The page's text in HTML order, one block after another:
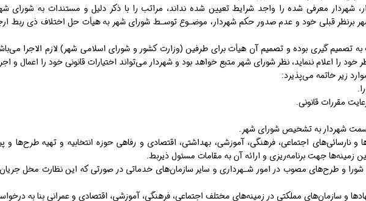
شهردار معرفی شده را واجد شرایط تعیین شده نداند، مراتب را با ذکر دلیل و مستندات به شورای
برنظر قبلی خود و عدم صدور حکم شهردار، موضـوع توسـط شورای شهر به هیأت حل اختلاف ذی ربط
تصمیم گیری بوده و تصمیم آن هیأت برای طرفین (وزارت کشور و شورای اسلامی شهر) لازم الاجرا
را اعلام ننماید، نظر شورای شهر متبع خواهد بود و شهردار می‌تواند اختیارات قانونی خود را اعمال و
مقررات قانونی.
سمت شهردار به تشخیص شورای شهر.
و نارسائی‌های اجتماعی، فرهنگی، آموزشی، بهداشتی، اقتصادی و رفاهی حوزه انتخابیه و تهیه طرح‌ها و
زمینه‌ها جهت برنامه‌ریزی و ارائه آن به مقامات مسئول ذیربط.
و طرح‌های مصوب در امور شـهرداری و سایر سازمان‌های خدماتی در صورتی که این نظارت مخل